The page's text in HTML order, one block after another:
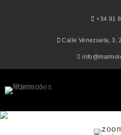
+34 91
Calle Venezuela, 3,